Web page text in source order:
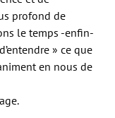
profond de
le temps -enfin-
» ce que
en nous de